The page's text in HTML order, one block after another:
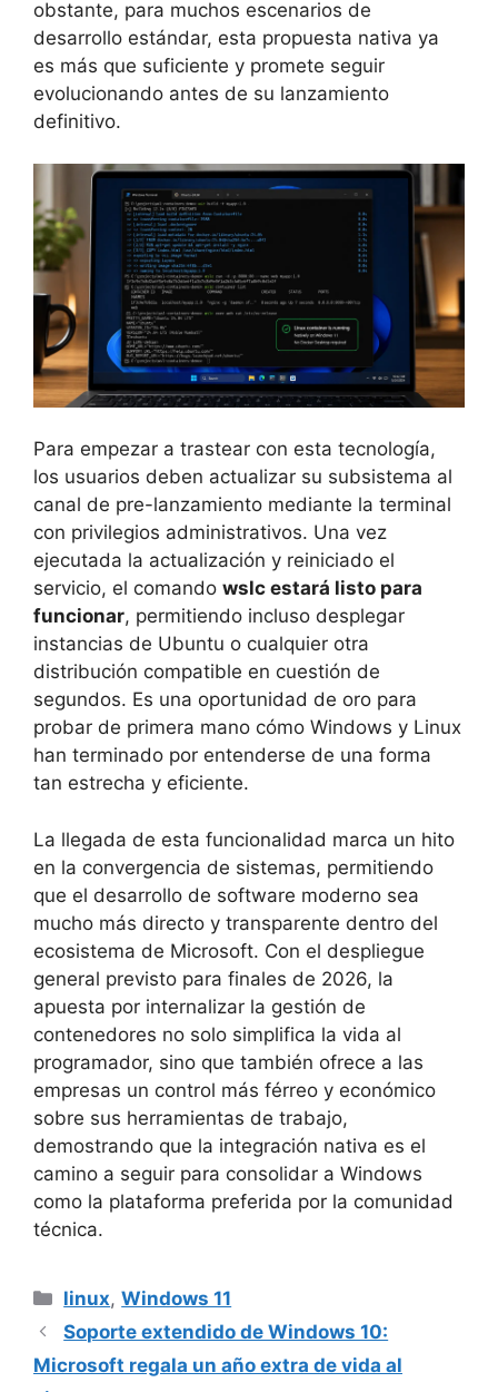
obstante, para muchos escenarios de
desarrollo estándar, esta propuesta nativa ya
es más que suficiente y promete seguir
evolucionando antes de su lanzamiento
definitivo.
Para empezar a trastear con esta tecnología,
los usuarios deben actualizar su subsistema al
canal de pre-lanzamiento mediante la terminal
con privilegios administrativos. Una vez
ejecutada la actualización y reiniciado el
servicio, el comando wslc estará listo para
funcionar, permitiendo incluso desplegar
instancias de Ubuntu o cualquier otra
distribución compatible en cuestión de
segundos. Es una oportunidad de oro para
probar de primera mano cómo Windows y Linux
han terminado por entenderse de una forma
tan estrecha y eficiente.
La llegada de esta funcionalidad marca un hito
en la convergencia de sistemas, permitiendo
que el desarrollo de software moderno sea
mucho más directo y transparente dentro del
ecosistema de Microsoft. Con el despliegue
general previsto para finales de 2026, la
apuesta por internalizar la gestión de
contenedores no solo simplifica la vida al
programador, sino que también ofrece a las
empresas un control más férreo y económico
sobre sus herramientas de trabajo,
demostrando que la integración nativa es el
camino a seguir para consolidar a Windows
como la plataforma preferida por la comunidad
técnica.
Categorías
linux,Windows 11
Soporte extendido de Windows 10:
Microsoft regala un año extra de vida al